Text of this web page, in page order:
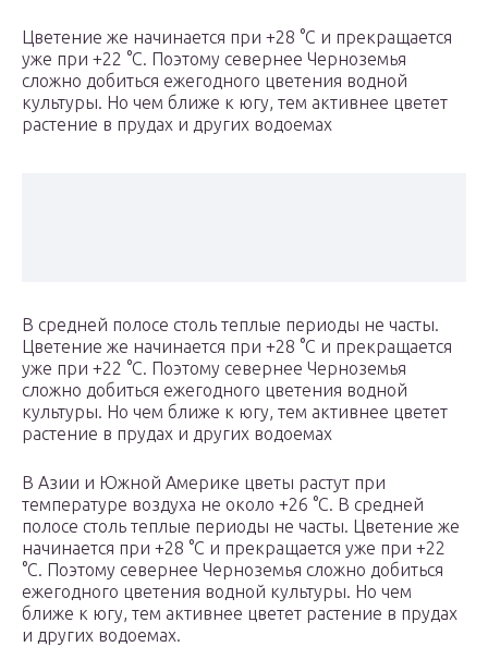
Цветение же начинается при +28 °C и прекращается
уже при +22 °C. Поэтому севернее Черноземья
сложно добиться ежегодного цветения водной
культуры. Но чем ближе к югу, тем активнее цветет
растение в прудах и других водоемах
В средней полосе столь теплые периоды не часты.
Цветение же начинается при +28 °C и прекращается
уже при +22 °C. Поэтому севернее Черноземья
сложно добиться ежегодного цветения водной
культуры. Но чем ближе к югу, тем активнее цветет
растение в прудах и других водоемах
В Азии и Южной Америке цветы растут при
температуре воздуха не около +26 °C. В средней
полосе столь теплые периоды не часты. Цветение же
начинается при +28 °C и прекращается уже при +22
°C. Поэтому севернее Черноземья сложно добиться
ежегодного цветения водной культуры. Но чем
ближе к югу, тем активнее цветет растение в прудах
и других водоемах.